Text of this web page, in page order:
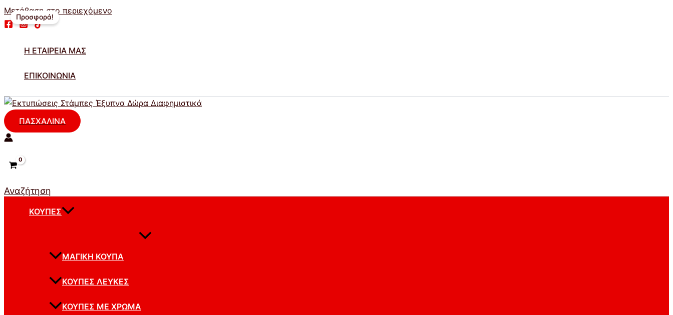
Μετάβαση στο περιεχόμενο
Η ΕΤΑΙΡΕΊΑ ΜΑΣ
ΕΠΙΚΟΙΝΩΝΊΑ
ΠΑΣΧΑΛΙΝΑ
Αναζήτηση
ΚΟΎΠΕΣ
ΜΑΓΙΚΉ ΚΟΎΠΑ
ΚΟΎΠΕΣ ΛΕΥΚΈΣ
ΚΟΎΠΕΣ ΜΕ ΧΡΏΜΑ
Προσφορά!